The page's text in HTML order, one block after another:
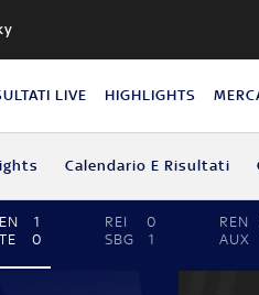
LIVE HIGHLIGHTS
Calendario E Risultati
1
0
REI
0
SBG
1
REN
AUX